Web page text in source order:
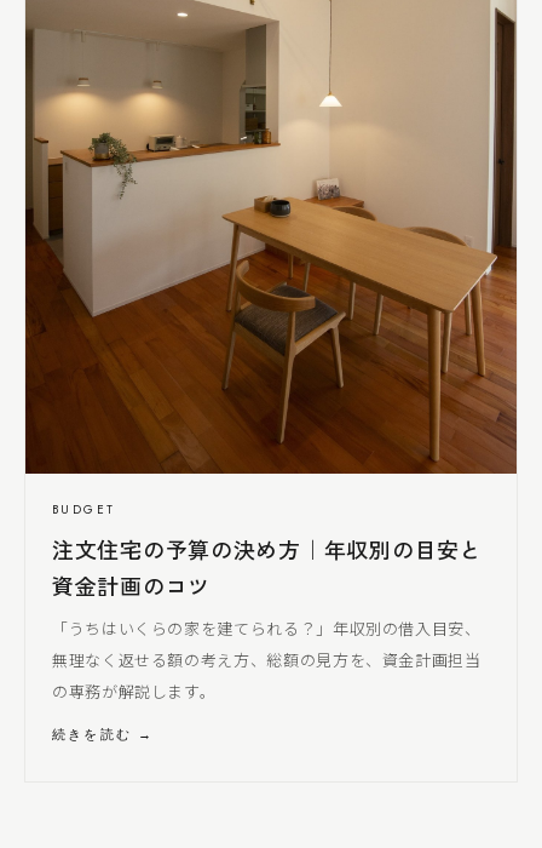
BUDGET
注文住宅の予算の決め方｜年収別の目安と
資金計画のコツ
「うちはいくらの家を建てられる？」年収別の借入目安、
無理なく返せる額の考え方、総額の見方を、資金計画担当
の専務が解説します。
続きを読む →